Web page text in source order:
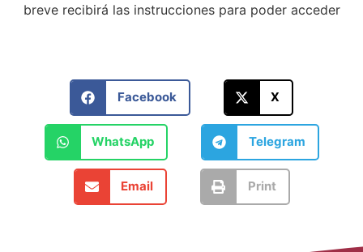
breve recibirá las instrucciones para poder acceder
Facebook X
WhatsApp Telegram
Email Print